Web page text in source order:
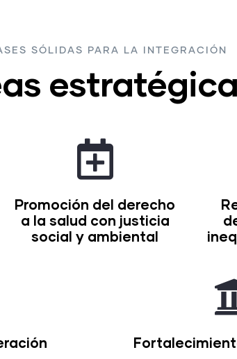
SÓLIDAS PARA LA INTEGRACIÓN
Promoción del derecho
a la salud con justicia
social y ambiental